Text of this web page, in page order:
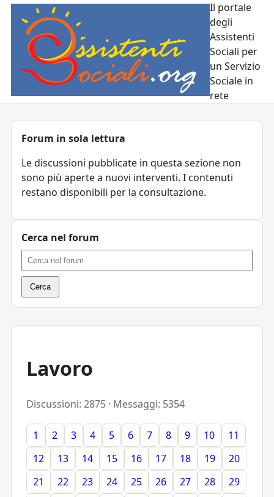
Il portale
degli
Assistenti
Sociali per
un Servizio
Sociale in
rete
Lavoro
Discussioni: 2875 · Messaggi: 5354
1 2 3 4 5 6 7 8 9 10
11
12
13 14 15 16 17 18 19
20
21
22 23 24 25 26 27 28
29
Forum in sola lettura
Le discussioni pubblicate in questa sezione non
sono più aperte a nuovi interventi. I contenuti
restano disponibili per la consultazione.
Cerca nel forum
Cerca